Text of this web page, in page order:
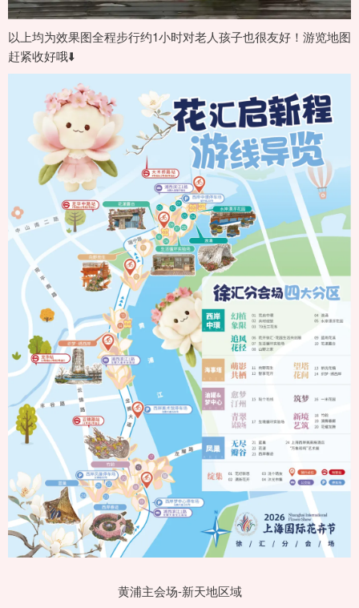
以上均为效果图全程步行约1小时对老人孩子也很友好！游览地图
赶紧收好哦⬇️
黄浦主会场-新天地区域